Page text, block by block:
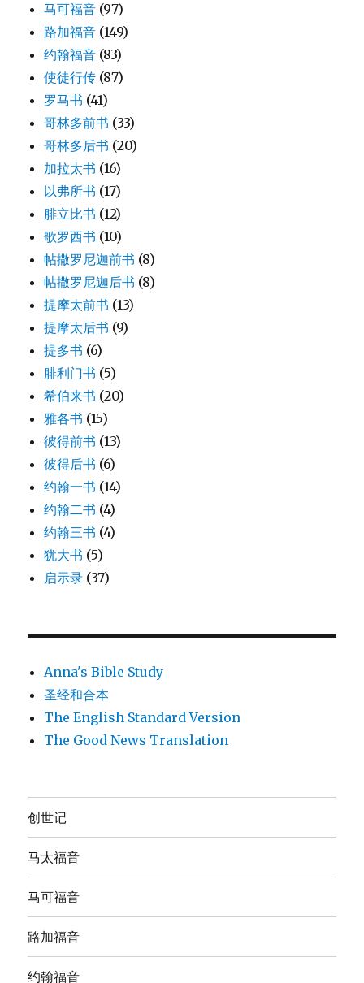
马可福音 (97)
路加福音 (149)
约翰福音 (83)
使徒行传 (87)
罗马书 (41)
哥林多前书 (33)
哥林多后书 (20)
加拉太书 (16)
以弗所书 (17)
腓立比书 (12)
歌罗西书 (10)
帖撒罗尼迦前书 (8)
帖撒罗尼迦后书 (8)
提摩太前书 (13)
提摩太后书 (9)
提多书 (6)
腓利门书 (5)
希伯来书 (20)
雅各书 (15)
彼得前书 (13)
彼得后书 (6)
约翰一书 (14)
约翰二书 (4)
约翰三书 (4)
犹大书 (5)
启示录 (37)
Anna's Bible Study
圣经和合本
The English Standard Version
The Good News Translation
创世记
马太福音
马可福音
路加福音
约翰福音